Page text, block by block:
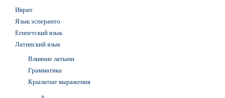
Иврит
Язык эсперанто
Египетский язык
Латинский язык
Влияние латыни
Грамматика
Крылатые выражения
a